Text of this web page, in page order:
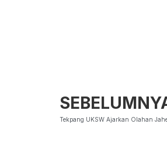
Tekpang UKSW Ajarkan Olahan